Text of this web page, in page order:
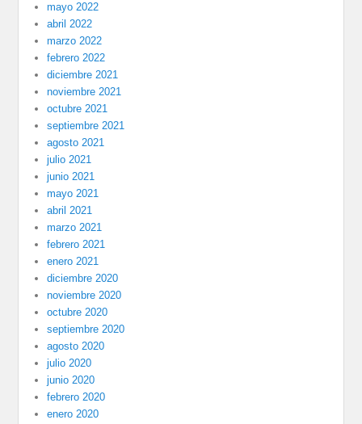
mayo 2022
abril 2022
marzo 2022
febrero 2022
diciembre 2021
noviembre 2021
octubre 2021
septiembre 2021
agosto 2021
julio 2021
junio 2021
mayo 2021
abril 2021
marzo 2021
febrero 2021
enero 2021
diciembre 2020
noviembre 2020
octubre 2020
septiembre 2020
agosto 2020
julio 2020
junio 2020
febrero 2020
enero 2020